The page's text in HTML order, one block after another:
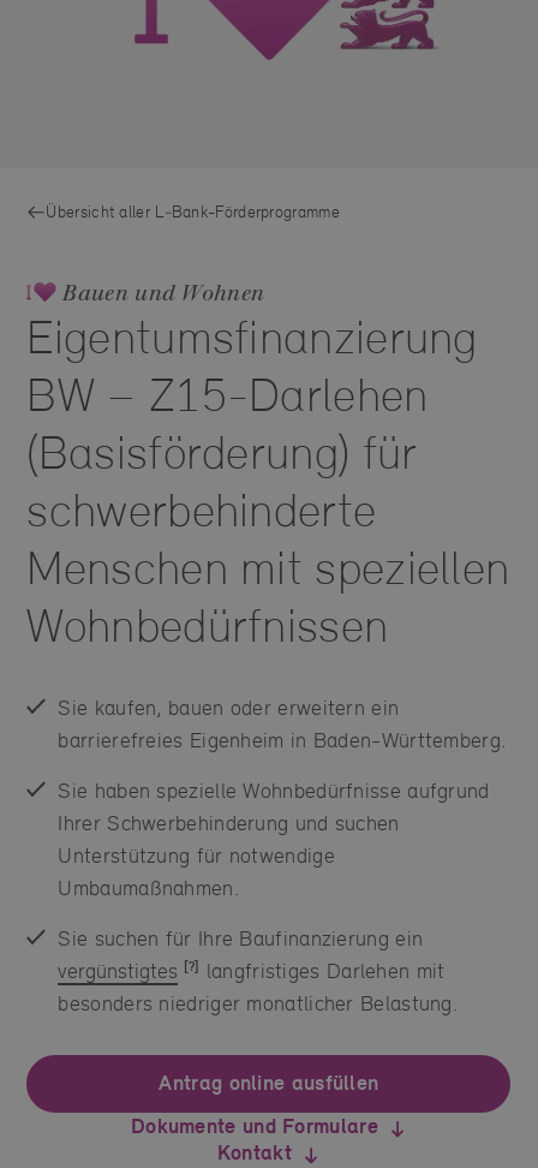
Übersicht aller L‑Bank-Förderprogramme
Bauen und Wohnen
Eigentumsfinanzierung
BW – Z15-Darlehen
(Basisförderung) für
schwerbehinderte
Menschen mit speziellen
Wohnbedürfnissen
Sie kaufen, bauen oder erweitern ein
barrierefreies Eigenheim in Baden-Württemberg.
Sie haben spezielle Wohnbedürfnisse aufgrund
Ihrer Schwerbehinderung und suchen
Unterstützung für notwendige
Umbaumaßnahmen.
Sie suchen für Ihre Baufinanzierung ein
vergünstigtes
langfristiges Darlehen mit
besonders niedriger monatlicher Belastung.
Antrag online ausfüllen
Dokumente und Formulare
Kontakt